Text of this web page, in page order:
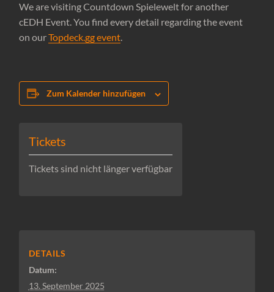
We are visiting Countdown Spielewelt for another
cEDH Event. You find every detail regarding the event
on ourTopdeck.gg event.
Zum Kalender hinzufügen
DETAILS
Datum:
13. September 2025
Tickets
Tickets sind nicht länger verfügbar